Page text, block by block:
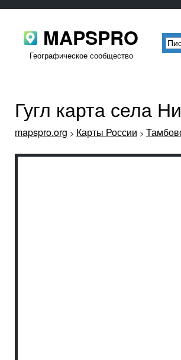
MAPSPRO
Географическое сообщество
Гугл карта села
mapspro.org > Карты России >